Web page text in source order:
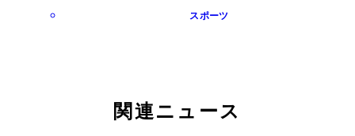
スポーツ
関連ニュース